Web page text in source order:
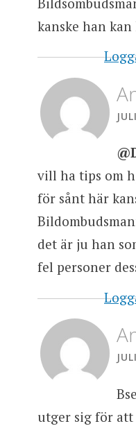
kanske han
vill ha tips om
för sånt här
det är ju han
fel personer
utger sig för att